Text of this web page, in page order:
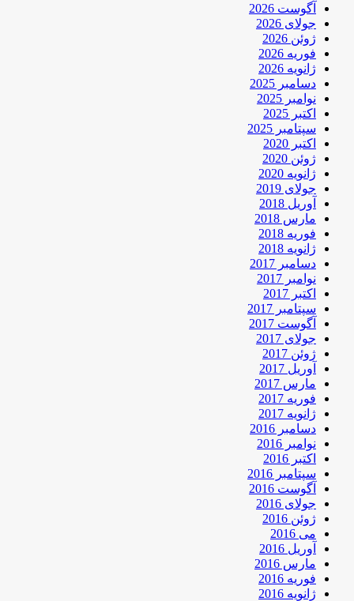
آگوست 2026
جولای 2026
ژوئن 2026
فوریه 2026
ژانویه 2026
دسامبر 2025
نوامبر 2025
اکتبر 2025
سپتامبر 2025
اکتبر 2020
ژوئن 2020
ژانویه 2020
جولای 2019
آوریل 2018
مارس 2018
فوریه 2018
ژانویه 2018
دسامبر 2017
نوامبر 2017
اکتبر 2017
سپتامبر 2017
آگوست 2017
جولای 2017
ژوئن 2017
آوریل 2017
مارس 2017
فوریه 2017
ژانویه 2017
دسامبر 2016
نوامبر 2016
اکتبر 2016
سپتامبر 2016
آگوست 2016
جولای 2016
ژوئن 2016
می 2016
آوریل 2016
مارس 2016
فوریه 2016
ژانویه 2016